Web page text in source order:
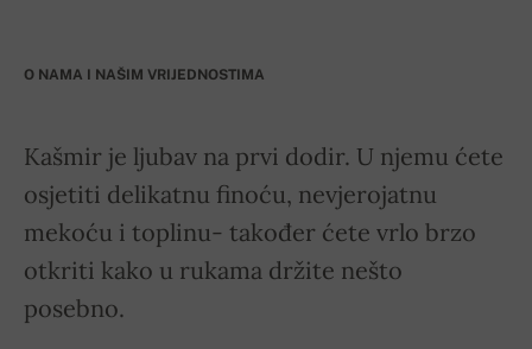
O NAMA I NAŠIM VRIJEDNOSTIMA
Kašmir je ljubav na prvi dodir. U njemu ćete
osjetiti delikatnu finoću, nevjerojatnu
mekoću i toplinu- također ćete vrlo brzo
otkriti kako u rukama držite nešto
posebno.